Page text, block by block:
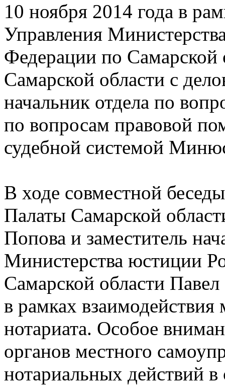
10 ноября 2014 года в
Управления
Федерации по Самарской
Самарской области с
начальник отдела по
по вопросам правовой
судебной системой
В ходе совместной
Палаты Самарской
Попова и заместитель
Министерства юстиции
Самарской области
в рамках
нотариата. Особое
органов местного
нотариальных действий